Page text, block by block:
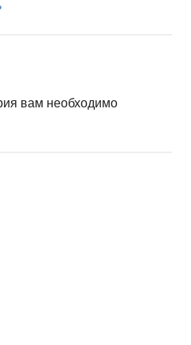
вам необходимо